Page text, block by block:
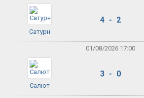
Сатурн
4 - 2
01/08/2026 17:00
Салют
3 - 0